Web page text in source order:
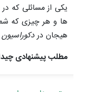
یکی از مسائلی که
ها و هر چیزی که
هیجان در
مطلب پیشنهادی